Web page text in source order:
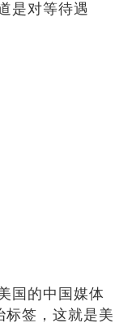
是对等待遇
国的中国媒体
标签，这就是美